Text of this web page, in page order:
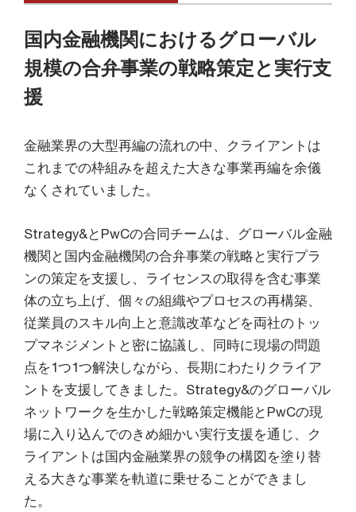
国内金融機関におけるグローバル
規模の合弁事業の戦略策定と実行支
援
金融業界の大型再編の流れの中、クライアントは
これまでの枠組みを超えた大きな事業再編を余儀
なくされていました。
Strategy&とPwCの合同チームは、グローバル金融
機関と国内金融機関の合弁事業の戦略と実行プラ
ンの策定を支援し、ライセンスの取得を含む事業
体の立ち上げ、個々の組織やプロセスの再構築、
従業員のスキル向上と意識改革などを両社のトッ
プマネジメントと密に協議し、同時に現場の問題
点を1つ1つ解決しながら、長期にわたりクライア
ントを支援してきました。Strategy&のグローバル
ネットワークを生かした戦略策定機能とPwCの現
場に入り込んでのきめ細かい実行支援を通じ、ク
ライアントは国内金融業界の競争の構図を塗り替
える大きな事業を軌道に乗せることができまし
た。